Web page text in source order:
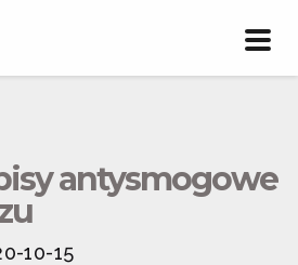
antysmogowe
10-15